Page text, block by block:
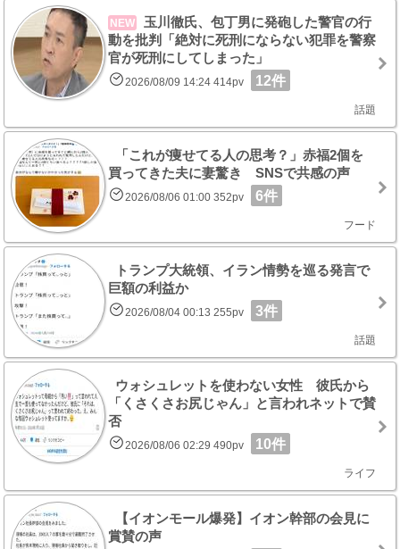
NEW
玉川徹氏、包丁男に発砲した警官の行
動を批判「絶対に死刑にならない犯罪を警察
官が死刑にしてしまった」
2026/08/09 14:24 414pv 12件
話題
「これが痩せてる人の思考？」赤福2個を
買ってきた夫に妻驚き SNSで共感の声
2026/08/06 01:00 352pv 6件
フード
トランプ大統領、イラン情勢を巡る発言で
巨額の利益か
2026/08/04 00:13 255pv 3件
話題
ウォシュレットを使わない女性 彼氏から
「くさくさお尻じゃん」と言われネットで賛
否
2026/08/06 02:29 490pv 10件
ライフ
【イオンモール爆発】イオン幹部の会見に
賞賛の声